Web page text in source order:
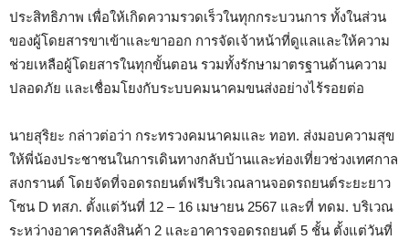
ประสิทธิภาพ เพื่อให้เกิดความรวดเร็วในทุกกระบวนการ ทั้งในส่วน
ของผู้โดยสารขาเข้าและขาออก การจัดเจ้าหน้าที่ดูแลและให้ความ
ช่วยเหลือผู้โดยสารในทุกขั้นตอน รวมทั้งรักษามาตรฐานด้านความ
ปลอดภัย และเชื่อมโยงกับระบบคมนาคมขนส่งอย่างไร้รอยต่อ
นายสุริยะ กล่าวต่อว่า กระทรวงคมนาคมและ ทอท. ส่งมอบความสุข
ให้พี่น้องประชาชนในการเดินทางกลับบ้านและท่องเที่ยวช่วงเทศกาล
สงกรานต์ โดยจัดที่จอดรถยนต์ฟรีบริเวณลานจอดรถยนต์ระยะยาว
โซน D ทสภ. ตั้งแต่วันที่ 12 – 16 เมษายน 2567 และที่ ทดม. บริเวณ
ระหว่างอาคารคลังสินค้า 2 และอาคารจอดรถยนต์ 5 ชั้น ตั้งแต่วันที่